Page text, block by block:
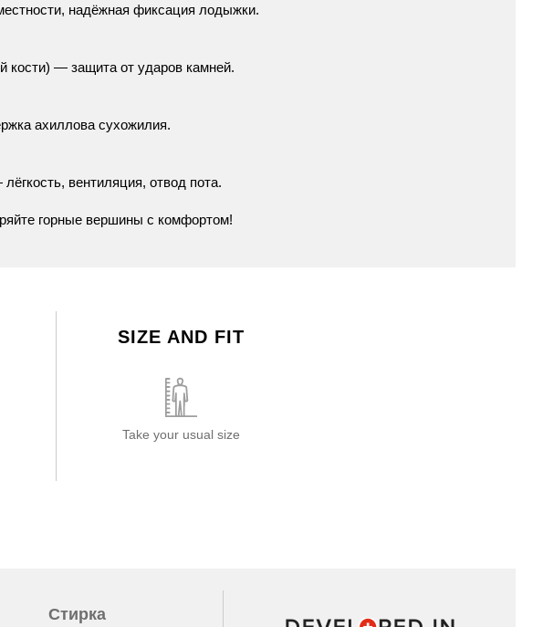
надёжная фиксация лодыжки.
кости) — защита от ударов камней.
ахиллова сухожилия.
вентиляция, отвод пота.
горные вершины с комфортом!
SIZE AND FIT
Take your usual size
Стирка